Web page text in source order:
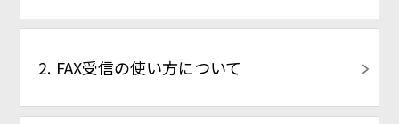
FAX受信の使い方について